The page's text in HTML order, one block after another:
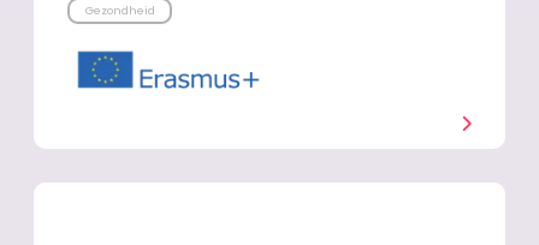
Gezondheid